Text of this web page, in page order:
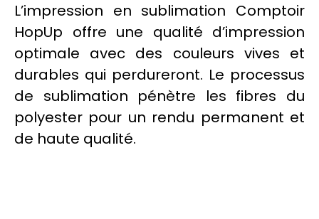
L’impression en sublimation Comptoir
HopUp offre une qualité d’impression
optimale avec des couleurs vives et
durables qui perdureront. Le processus
de sublimation pénètre les fibres du
polyester pour un rendu permanent et
de haute qualité.